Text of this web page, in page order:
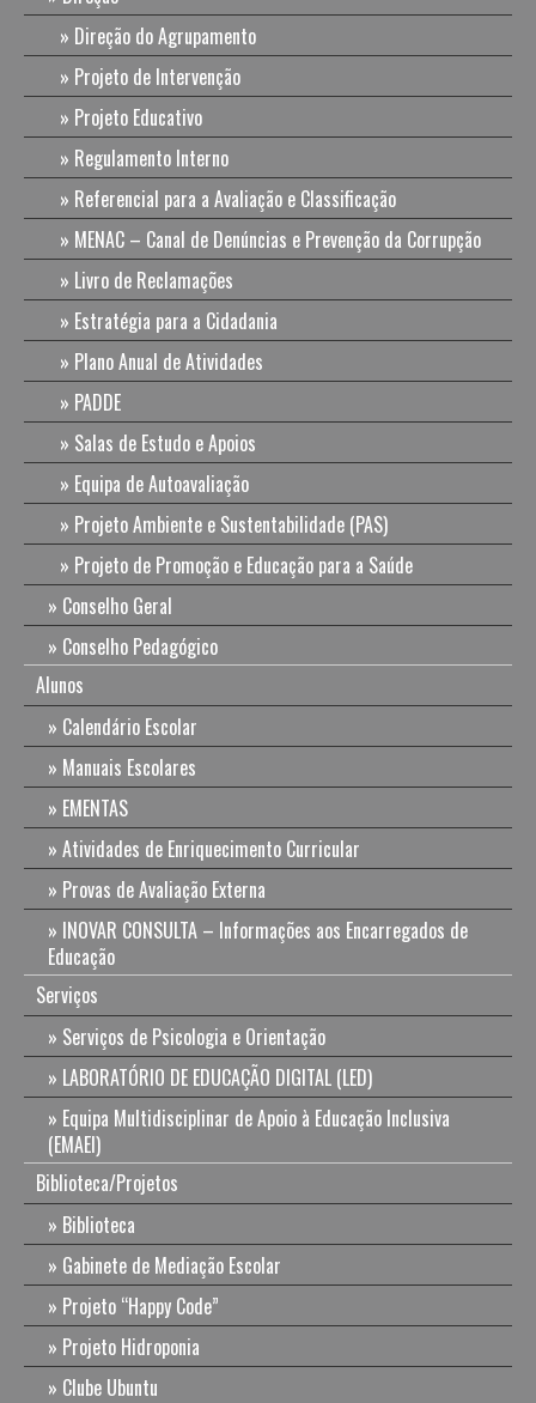
Direção do Agrupamento
Projeto de Intervenção
Projeto Educativo
Regulamento Interno
Referencial para a Avaliação e Classificação
MENAC – Canal de Denúncias e Prevenção da Corrupção
Livro de Reclamações
Estratégia para a Cidadania
Plano Anual de Atividades
PADDE
Salas de Estudo e Apoios
Equipa de Autoavaliação
Projeto Ambiente e Sustentabilidade (PAS)
Projeto de Promoção e Educação para a Saúde
Conselho Geral
Conselho Pedagógico
Alunos
Calendário Escolar
Manuais Escolares
EMENTAS
Atividades de Enriquecimento Curricular
Provas de Avaliação Externa
INOVAR CONSULTA – Informações aos Encarregados de
Educação
Serviços
Serviços de Psicologia e Orientação
LABORATÓRIO DE EDUCAÇÃO DIGITAL (LED)
Equipa Multidisciplinar de Apoio à Educação Inclusiva
(EMAEI)
Biblioteca/Projetos
Biblioteca
Gabinete de Mediação Escolar
Projeto “Happy Code”
Projeto Hidroponia
Clube Ubuntu